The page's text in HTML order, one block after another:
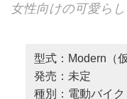
女性向けの可愛ら
型式：Modern（仮
発売：未定
種別：電動バイク